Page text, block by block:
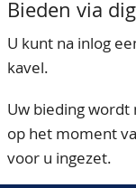
Bieden via
U kunt na inlog
kavel.
Uw bieding wordt
op het moment
voor u ingezet.